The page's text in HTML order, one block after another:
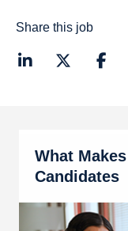
Share this job
What
Candidates